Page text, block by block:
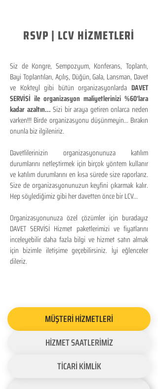
RSVP | LCV HİZMETLERİ
Siz de Kongre, Sempozyum, Konferans, Toplantı,
Bayi Toplantıları, Açılış, Düğün, Gala, Lansman, Davet
ve Kokteyl gibi bütün organizasyonlarda DAVET
SERVİSİ ile organizasyon maliyetlerinizi %60'lara
kadar azaltın...Sizi bir araya getiren onlarca neden
varken!!! Birde organizasyonu düşünmeyin... Bırakın
onunla biz ilgileniriz.
Davetlilerinizin organizasyonunuza katılım
durumlarını netleştirmek için birçok yöntem kullanır
ve katılım durumlarını en kısa sürede size raporlarız.
Size de organizasyonunuzun keyfini çıkarmak kalır.
Hep söylediğimiz gibi her davetten önce bir LCV...
Organizasyonunuza özel çözümler için buradayız
DAVET SERVİSİ Hizmet paketlerimizi ve fiyatlarını
inceleyebilir daha fazla bilgi ve hizmet satın almak
için bizimle iletişime geçebilirsiniz. İyi eğlenceler
dileriz.
MÜŞTERİ HİZMETLERİ
HİZMET SAATLERİMİZ
TİCARİ KİMLİK